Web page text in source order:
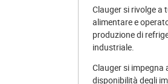
Clauger si rivolge
alimentare e
produzione di
industriale.
Clauger si
disponibilità degli